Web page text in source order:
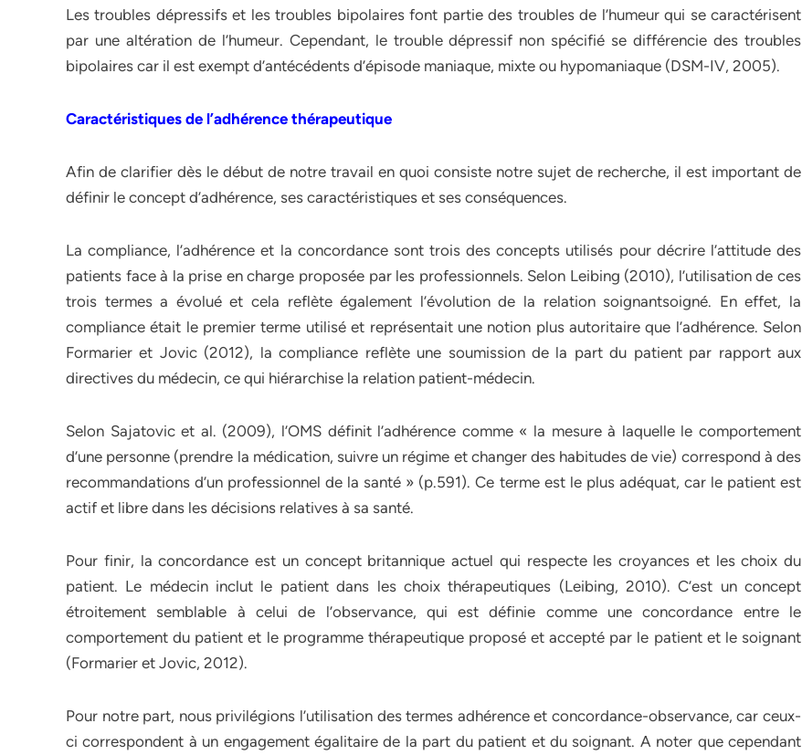
Les troubles dépressifs et les troubles bipolaires font partie des troubles de l’humeur qui se caractérisent
par une altération de l’humeur. Cependant, le trouble dépressif non spécifié se différencie des troubles
bipolaires car il est exempt d’antécédents d’épisode maniaque, mixte ou hypomaniaque (DSM-IV, 2005).
Caractéristiques de l’adhérence thérapeutique
Afin de clarifier dès le début de notre travail en quoi consiste notre sujet de recherche, il est important de
définir le concept d’adhérence, ses caractéristiques et ses conséquences.
La compliance, l’adhérence et la concordance sont trois des concepts utilisés pour décrire l’attitude des
patients face à la prise en charge proposée par les professionnels. Selon Leibing (2010), l’utilisation de ces
trois termes a évolué et cela reflète également l’évolution de la relation soignantsoigné. En effet, la
compliance était le premier terme utilisé et représentait une notion plus autoritaire que l’adhérence. Selon
Formarier et Jovic (2012), la compliance reflète une soumission de la part du patient par rapport aux
directives du médecin, ce qui hiérarchise la relation patient-médecin.
Selon Sajatovic et al. (2009), l’OMS définit l’adhérence comme « la mesure à laquelle le comportement
d’une personne (prendre la médication, suivre un régime et changer des habitudes de vie) correspond à des
recommandations d’un professionnel de la santé » (p.591). Ce terme est le plus adéquat, car le patient est
actif et libre dans les décisions relatives à sa santé.
Pour finir, la concordance est un concept britannique actuel qui respecte les croyances et les choix du
patient. Le médecin inclut le patient dans les choix thérapeutiques (Leibing, 2010). C’est un concept
étroitement semblable à celui de l’observance, qui est définie comme une concordance entre le
comportement du patient et le programme thérapeutique proposé et accepté par le patient et le soignant
(Formarier et Jovic, 2012).
Pour notre part, nous privilégions l’utilisation des termes adhérence et concordance-observance, car ceux-
ci correspondent à un engagement égalitaire de la part du patient et du soignant. A noter que cependant